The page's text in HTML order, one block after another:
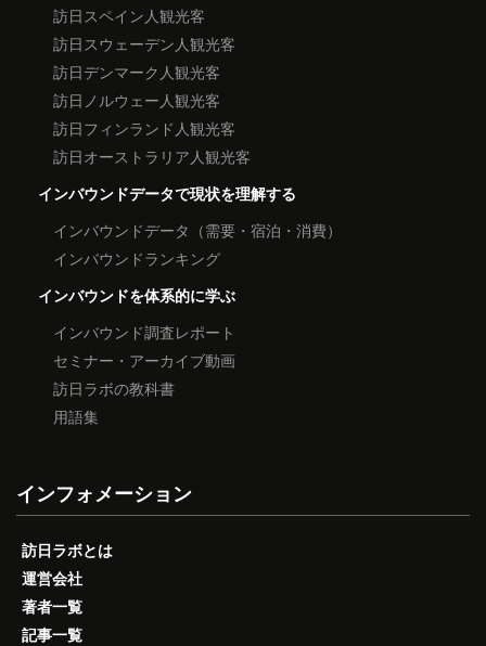
訪日スペイン人観光客
訪日スウェーデン人観光客
訪日デンマーク人観光客
訪日ノルウェー人観光客
訪日フィンランド人観光客
訪日オーストラリア人観光客
インバウンドデータで現状を理解する
インバウンドデータ（需要・宿泊・消費）
インバウンドランキング
インバウンドを体系的に学ぶ
インバウンド調査レポート
セミナー・アーカイブ動画
訪日ラボの教科書
用語集
インフォメーション
訪日ラボとは
運営会社
著者一覧
記事一覧